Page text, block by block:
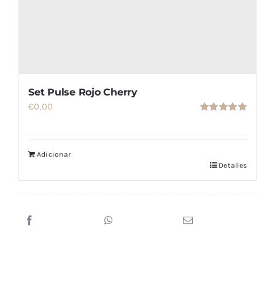
Set Pulse Rojo Cherry
€0,00
Adicionar
Detalles